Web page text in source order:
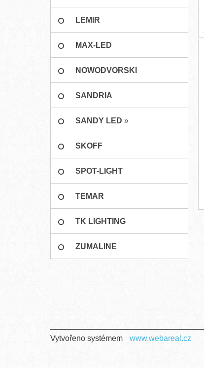
LEMIR
MAX-LED
NOWODVORSKI
SANDRIA
SANDY LED »
SKOFF
SPOT-LIGHT
TEMAR
TK LIGHTING
ZUMALINE
Vytvořeno systémem www.webareal.cz